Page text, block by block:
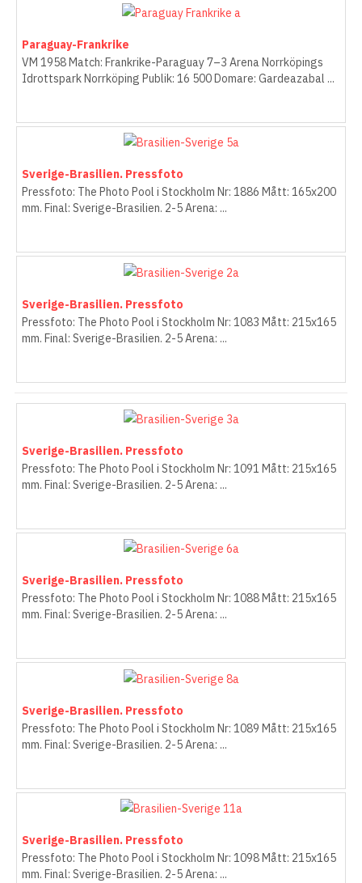
Paraguay-Frankrike
VM 1958 Match: Frankrike-Paraguay 7–3 Arena Norrköpings
Idrottspark Norrköping Publik: 16 500 Domare: Gardeazabal ...
Sverige-Brasilien. Pressfoto
Pressfoto: The Photo Pool i Stockholm Nr: 1886 Mått: 165x200
mm. Final: Sverige-Brasilien. 2-5 Arena: ...
Sverige-Brasilien. Pressfoto
Pressfoto: The Photo Pool i Stockholm Nr: 1083 Mått: 215x165
mm. Final: Sverige-Brasilien. 2-5 Arena: ...
Sverige-Brasilien. Pressfoto
Pressfoto: The Photo Pool i Stockholm Nr: 1091 Mått: 215x165
mm. Final: Sverige-Brasilien. 2-5 Arena: ...
Sverige-Brasilien. Pressfoto
Pressfoto: The Photo Pool i Stockholm Nr: 1088 Mått: 215x165
mm. Final: Sverige-Brasilien. 2-5 Arena: ...
Sverige-Brasilien. Pressfoto
Pressfoto: The Photo Pool i Stockholm Nr: 1089 Mått: 215x165
mm. Final: Sverige-Brasilien. 2-5 Arena: ...
Sverige-Brasilien. Pressfoto
Pressfoto: The Photo Pool i Stockholm Nr: 1098 Mått: 215x165
mm. Final: Sverige-Brasilien. 2-5 Arena: ...